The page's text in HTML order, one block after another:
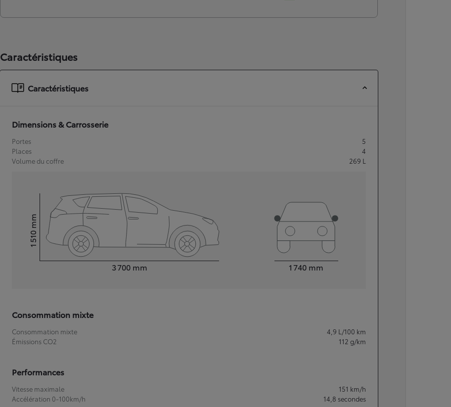
Caractéristiques
Caractéristiques
Dimensions & Carrosserie
Portes
5
Places
4
Volume du coffre
269 L
3 700 mm
Hauteur1 510
mm
1 740 mm
Consommation mixte
Consommation mixte 4,9 L/100 km
Émissions CO2
112 g/km
Performances
Vitesse maximale 151 km/h
Accélération 0-100km/h
14,8 secondes